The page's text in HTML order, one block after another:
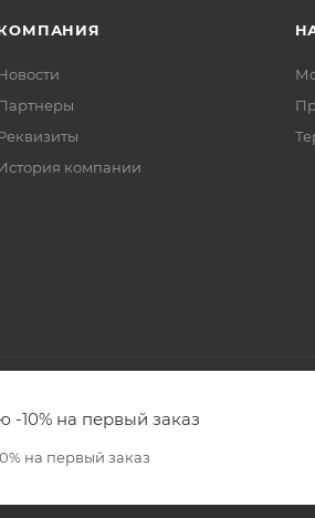
компании
для питомцев и животных с
-10% на первый заказ
на первый заказ